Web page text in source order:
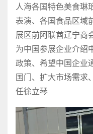
人海各国特色美食琳
表演、各国食品区域
展区前阿联酋辽宁商
为中国参展企业介绍
政策、希望中国企业
国门、扩大市场需求
任徐立琴
视